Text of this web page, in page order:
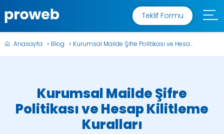
Teklif Formu
Anasayfa Blog Kurumsal Mailde Şifre Politikası ve Hesa...
Kurumsal Mailde Şifre
Politikası ve Hesap Kilitleme
Kuralları